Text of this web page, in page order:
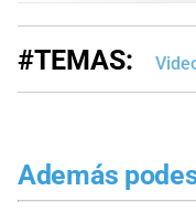
#TEMAS:
Además